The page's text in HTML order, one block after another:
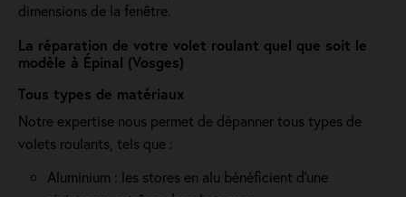
dimensions de la fenêtre.
La réparation de votre volet roulant quel que soit le
modèle à Épinal (Vosges)
Tous types de matériaux
Notre expertise nous permet de dépanner tous types de
volets roulants, tels que :
Aluminium : les stores en alu bénéficient d'une